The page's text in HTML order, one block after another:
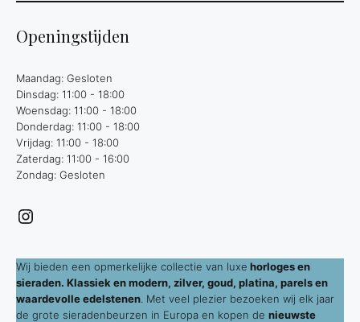
Openingstijden
Maandag: Gesloten
Dinsdag: 11:00 - 18:00
Woensdag: 11:00 - 18:00
Donderdag: 11:00 - 18:00
Vrijdag: 11:00 - 18:00
Zaterdag: 11:00 - 16:00
Zondag: Gesloten
Instagram
Wij bieden een opmerkelijke collectie van luxe horloges en
sieraden. Klassiek en modern, zilver, goud, platina, parels en
waardevolle edelstenen . Met veel plezier bezoeken wij elk jaar
de grote sieradenbeurzen in Europa en kopen de nieuwste